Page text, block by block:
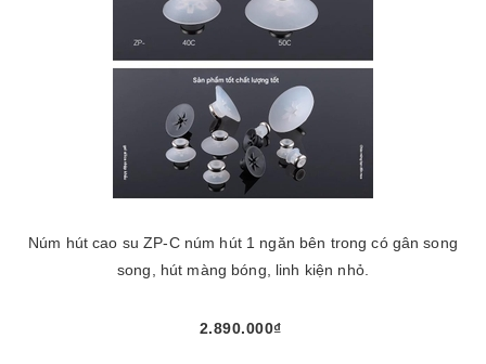
Núm hút cao su ZP-C núm hút 1 ngăn bên trong có gân song
song, hút màng bóng, linh kiện nhỏ.
2.890.000₫